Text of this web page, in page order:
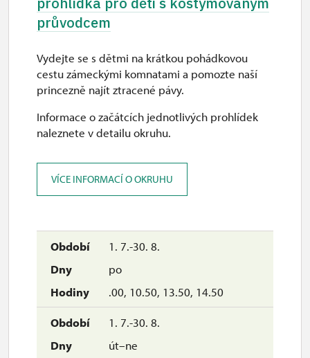
1. 12.-31. 12.
průvodcem
1. 7.-30. 8.
po
.00, 10.50, 13.50, 14.50
1. 7.-30. 8.
út–ne
Vydejte se s dětmi na krátkou pohádkovou
cestu zámeckými komnatami a pomozte naší
princezně najít ztracené pávy.
Informace o začátcích jednotlivých prohlídek
naleznete v detailu okruhu.
VÍCE INFORMACÍ O OKRUHU